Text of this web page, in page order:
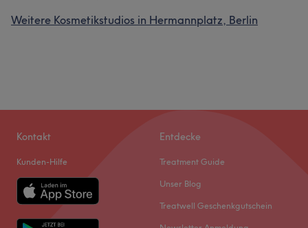
Weitere Kosmetikstudios in Hermannplatz, Berlin
Kontakt
Kunden-Hilfe
Entdecke
Treatment Guide
Unser Blog
Treatwell Geschenkgutschein